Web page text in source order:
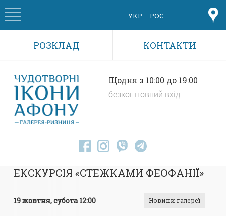
Skip to main content
УКР РОС
РОЗКЛАД КОНТАКТИ
Щодня з 10:00 до 19:00
безкоштовний вхід
ЕКСКУРСІЯ «СТЕЖКАМИ ФЕОФАНІЇ»
19 жовтня, субота 12:00 Новини галереї